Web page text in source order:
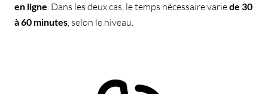
en ligne. Dans les deux cas, le temps nécessaire variede 30
à 60 minutes, selon le niveau.